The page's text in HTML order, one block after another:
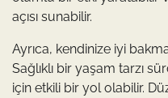
açısı sunabilir.
Ayrıca, kendinize iyi
Sağlıklı bir yaşam tarzı
için etkili bir yol olabilir.